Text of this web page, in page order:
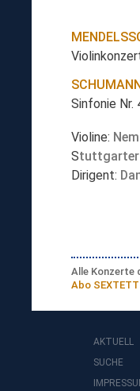
Sinfonie Nr.
Violine:
Stuttgarter
Dirigent:
Alle Konzerte
Abo
AKTUELL
SUCHE